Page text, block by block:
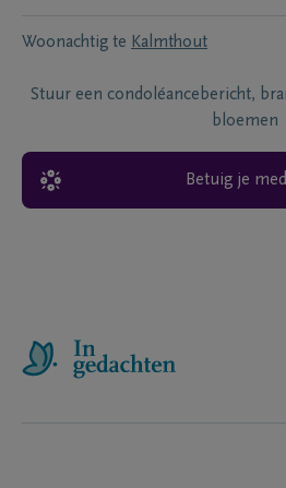
Woonachtig te Kalmthout
Stuur een condoléancebericht,
bloemen
Betuig je